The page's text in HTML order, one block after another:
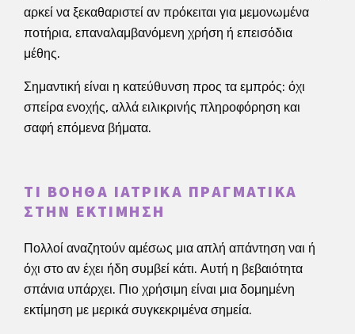
αρκεί να ξεκαθαριστεί αν πρόκειται για μεμονωμένα
ποτήρια, επαναλαμβανόμενη χρήση ή επεισόδια
μέθης.
Σημαντική είναι η κατεύθυνση προς τα εμπρός: όχι
σπείρα ενοχής, αλλά ειλικρινής πληροφόρηση και
σαφή επόμενα βήματα.
ΤΙ ΒΟΗΘΆ ΙΑΤΡΙΚΆ ΠΡΑΓΜΑΤΙΚΆ
ΣΤΗΝ ΕΚΤΊΜΗΣΗ
Πολλοί αναζητούν αμέσως μια απλή απάντηση ναι ή
όχι στο αν έχει ήδη συμβεί κάτι. Αυτή η βεβαιότητα
σπάνια υπάρχει. Πιο χρήσιμη είναι μια δομημένη
εκτίμηση με μερικά συγκεκριμένα σημεία.